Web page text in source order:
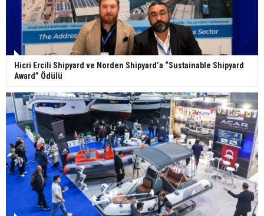
Hicri Ercili Shipyard ve Norden Shipyard’a “Sustainable Shipyard
Award” Ödülü